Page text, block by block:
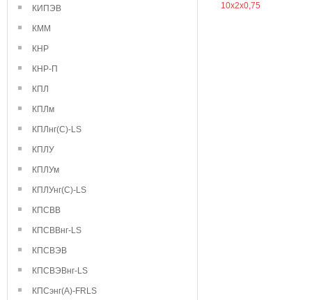
КИПЭВ
КММ
КНР
КНР-П
КПЛ
КПЛм
КПЛнг(С)-LS
КПЛУ
КПЛУм
КПЛУнг(С)-LS
КПСВВ
КПСВВнг-LS
КПСВЭВ
КПСВЭВнг-LS
КПСэнг(А)-FRLS
10х2х0,75